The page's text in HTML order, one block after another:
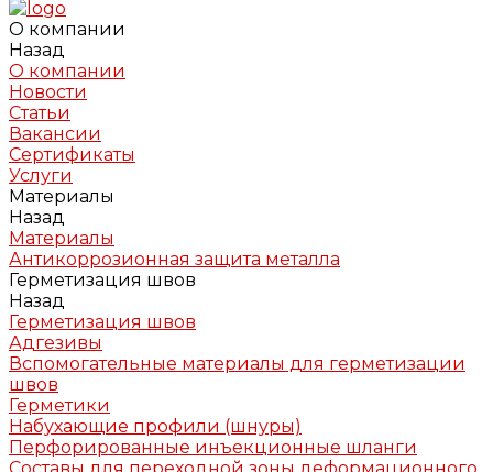
О компании
Назад
О компании
Новости
Статьи
Вакансии
Сертификаты
Услуги
Материалы
Назад
Материалы
Антикоррозионная защита металла
Герметизация швов
Назад
Герметизация швов
Адгезивы
Вспомогательные материалы для герметизации
швов
Герметики
Набухающие профили (шнуры)
Перфорированные инъекционные шланги